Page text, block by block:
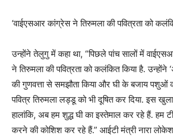
‘वाईएसआर कांग्रेस ने तिरुमला की पवित्रता को
उन्होंने तेलुगु में कहा था, “पिछले पांच सालों में
ने तिरुमला की पवित्रता को कलंकित किया है. उन्होंने
की गुणवत्ता से समझौता किया और घी के बजाय पशुओं
पवित्र तिरुमला लड्डू को भी दूषित कर दिया. इस
हालांकि, अब हम शुद्ध घी का इस्तेमाल कर रहे हैं. हम
करने की कोशिश कर रहे हैं.” आईटी मंत्री नारा